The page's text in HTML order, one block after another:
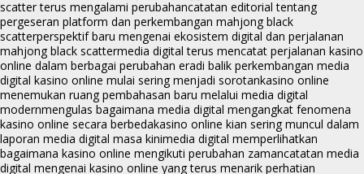
scatter terus mengalami perubahancatatan editorial tentang
pergeseran platform dan perkembangan mahjong black
scatterperspektif baru mengenai ekosistem digital dan perjalanan
mahjong black scattermedia digital terus mencatat perjalanan kasino
online dalam berbagai perubahan eradi balik perkembangan media
digital kasino online mulai sering menjadi sorotankasino online
menemukan ruang pembahasan baru melalui media digital
modernmengulas bagaimana media digital mengangkat fenomena
kasino online secara berbedakasino online kian sering muncul dalam
laporan media digital masa kinimedia digital memperlihatkan
bagaimana kasino online mengikuti perubahan zamancatatan media
digital mengenai kasino online yang terus menarik perhatian